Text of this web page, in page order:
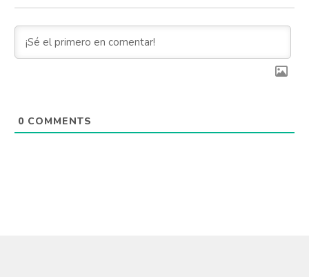
0 COMMENTS